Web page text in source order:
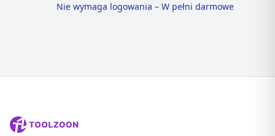
Nie wymaga logowania – W pełni darmowe